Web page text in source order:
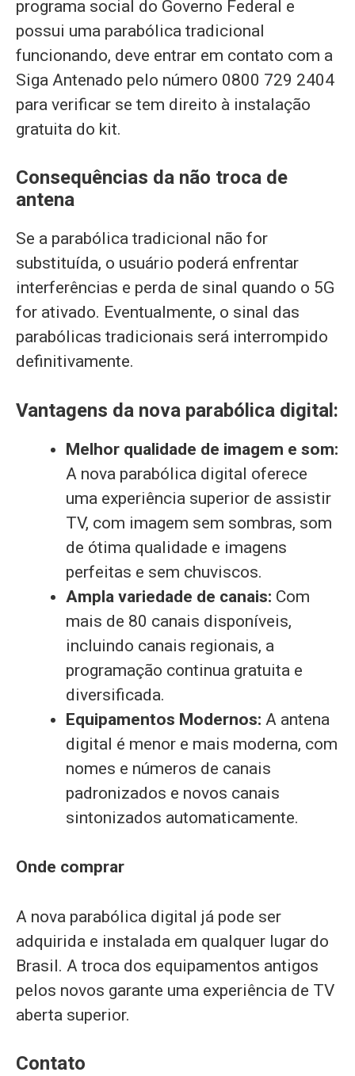
programa social do Governo Federal e
possui uma parabólica tradicional
funcionando, deve entrar em contato com a
Siga Antenado pelo número 0800 729 2404
para verificar se tem direito à instalação
gratuita do kit.
Consequências da não troca de
antena
Se a parabólica tradicional não for
substituída, o usuário poderá enfrentar
interferências e perda de sinal quando o 5G
for ativado. Eventualmente, o sinal das
parabólicas tradicionais será interrompido
definitivamente.
Vantagens da nova parabólica digital:
Melhor qualidade de imagem e som:
A nova parabólica digital oferece
uma experiência superior de assistir
TV, com imagem sem sombras, som
de ótima qualidade e imagens
perfeitas e sem chuviscos.
Ampla variedade de canais: Com
mais de 80 canais disponíveis,
incluindo canais regionais, a
programação continua gratuita e
diversificada.
Equipamentos Modernos: A antena
digital é menor e mais moderna, com
nomes e números de canais
padronizados e novos canais
sintonizados automaticamente.
Onde comprar
A nova parabólica digital já pode ser
adquirida e instalada em qualquer lugar do
Brasil. A troca dos equipamentos antigos
pelos novos garante uma experiência de TV
aberta superior.
Contato